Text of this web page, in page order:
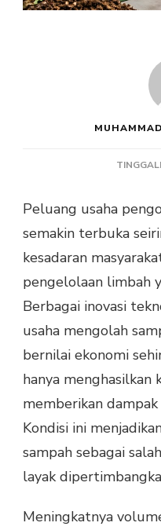
Peluang usaha
semakin terbuka
kesadaran
pengelolaan limbah
Berbagai inovasi
usaha mengolah
bernilai ekonomi
hanya
memberikan
Kondisi ini
sampah sebagai
layak
Meningkatnya